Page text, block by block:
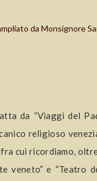
da Monsignore
da “Viaggi del
religioso
cui ricordiamo,
veneto” e “Teatro